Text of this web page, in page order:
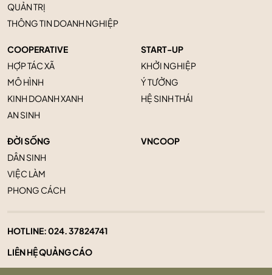
QUẢN TRỊ
THÔNG TIN DOANH NGHIỆP
COOPERATIVE
HỢP TÁC XÃ
MÔ HÌNH
KINH DOANH XANH
AN SINH
START-UP
KHỞI NGHIỆP
Ý TƯỞNG
HỆ SINH THÁI
ĐỜI SỐNG
DÂN SINH
VIỆC LÀM
PHONG CÁCH
VNCOOP
HOTLINE:024. 37824741
LIÊN HỆ QUẢNG CÁO